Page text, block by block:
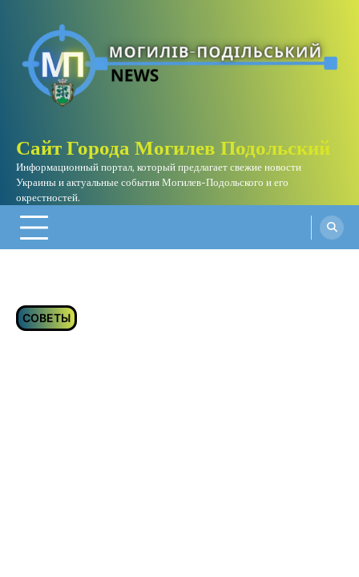
content
Сайт Города Могилев Подольский
Информационный портал, который предлагает свежие новости
Украины и актуальные события Могилев-Подольского и его
окрестностей.
СОВЕТЫ